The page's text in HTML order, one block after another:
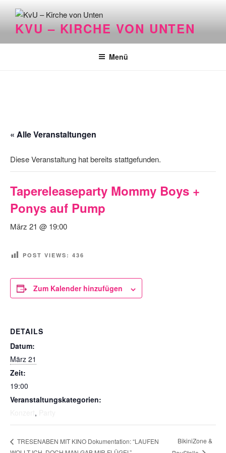
Inhalt
springenKVU – KIRCHE VON UNTEN
Menü
« Alle Veranstaltungen
Diese Veranstaltung hat bereits stattgefunden.
Tapereleaseparty Mommy Boys +
Ponys auf Pump
März 21 @ 19:00
POST VIEWS: 436
Zum Kalender hinzufügen
DETAILS
Datum:
März 21
Zeit:
19:00
Veranstaltungskategorien:
,
TRESENABEN MIT KINO Dokumentation: “LAUFEN
BikiniZone &